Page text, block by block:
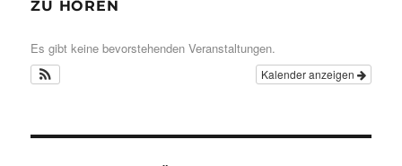
ZU HÖREN
Es gibt keine bevorstehenden Veranstaltungen.
Kalender anzeigen